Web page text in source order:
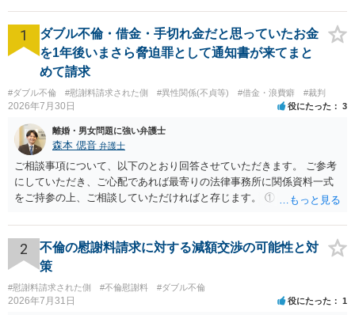
1
ダブル不倫・借金・手切れ金だと思っていたお金
を1年後いまさら脅迫罪として通知書が来てまと
めて請求
#ダブル不倫 #慰謝料請求された側 #異性関係(不貞等) #借金・浪費癖 #裁判
2026年7月30日 役にたった 3
離婚・男女問題に強い弁護士
森本 偲音 弁護士
ご相談事項について、以下のとおり回答させていただきます。 ご参考
にしていただき、ご心配であれば最寄りの法律事務所に関係資料一式
をご持参の上、ご相談していただければと存じます。 ① このLINEの
される可能性はあるのか ⇒LINEを含む１００万円の貸付に至るまでの
やり取り等の経緯、誓約書の内容等を踏まえて、関係を清算するため
の 金銭であったと評価される可能性はあると考えます。 ② 「今後一
切関与しないなら100万円振り込む」というLINEや誓約書は、裁判上
どの程度証拠価値があるのか ⇒前後のやり取りや誓約書の具体的内容
を見ない限り、具体的な判断はできませんが、一定の証拠価値はある
2
不倫の慰謝料請求に対する減額交渉の可能性と対
策
#慰謝料請求された側 #不倫慰謝料 #ダブル不倫
2026年7月31日 役にたった 1